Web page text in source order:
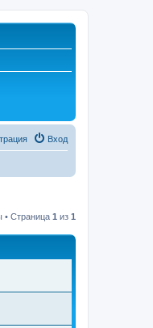
Вход
• Страница 1 из 1